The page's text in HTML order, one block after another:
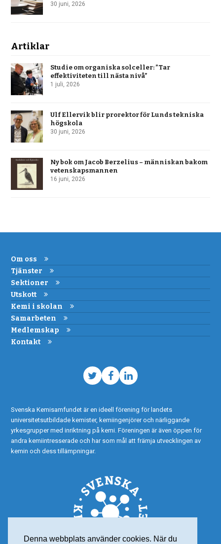
Denna webbplats använder cookies. När du
30 juni, 2026
Artiklar
Studie om organiska solceller: ”Tar
effektiviteten till nästa nivå”
1 juli, 2026
Ulf Ellervik blir prorektor för Lunds tekniska
högskola
30 juni, 2026
Ny bok om Jacob Berzelius – människan bakom
vetenskapsmannen
16 juni, 2026
Om oss
Tjänster
Sektioner
Utskott
Kemi i skolan
Samarbeten
Medlemskap
Kontakt
TwitterFacebook
LinkedIn
Svenska Kemisamfundet är en ideell förening för landets
universitetsutbildade kemister, kemiingenjörer och närliggande
yrkesgrupper med inriktning på kemi. Föreningen är även öppen för
andra kemiintresserade och har som mål att främja utvecklingen av
kemin och dess tillämpningar.